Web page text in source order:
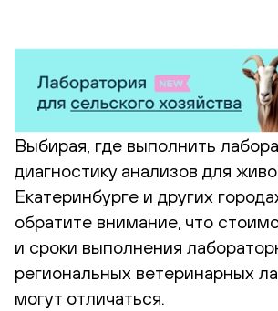
Выбирая, где выполнить
диагностику анализов для
Екатеринбурге и других
обратите внимание, что
и сроки выполнения
региональных ветеринарных
могут отличаться.